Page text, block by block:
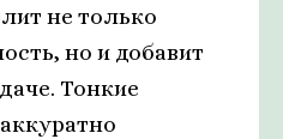
не только
но и добавит
Тонкие